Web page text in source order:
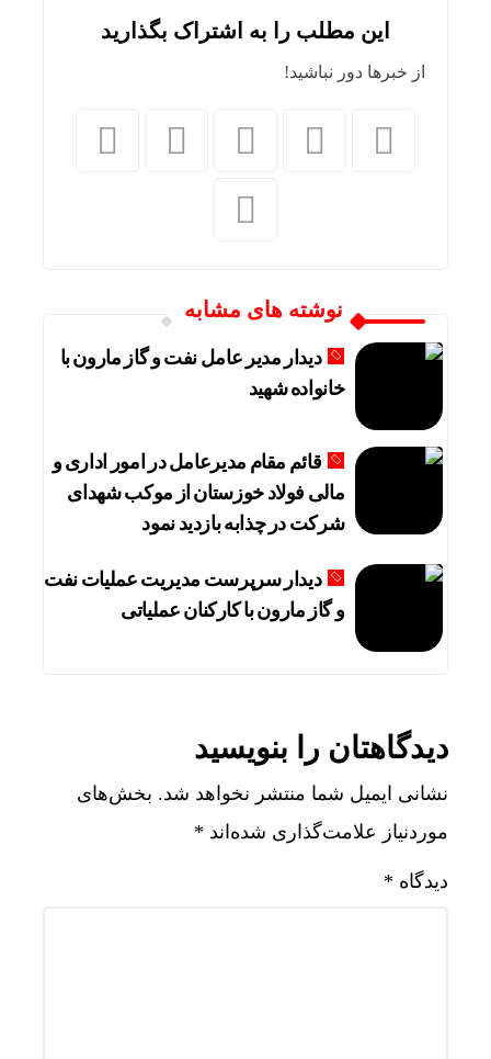
این مطلب را به اشتراک بگذارید
از خبرها دور نباشید!
نوشته های مشابه
دیدار مدیر عامل نفت و گاز مارون با
خانواده شهید
قائم مقام مدیرعامل در امور اداری و
مالی فولاد خوزستان از موکب شهدای
شرکت در چذابه بازدید نمود
دیدار سرپرست مدیریت عملیات نفت
و گاز مارون با کارکنان عملیاتی
دیدگاهتان را بنویسید
نشانی ایمیل شما منتشر نخواهد شد. بخش‌های
موردنیاز علامت‌گذاری شده‌اند *
دیدگاه *